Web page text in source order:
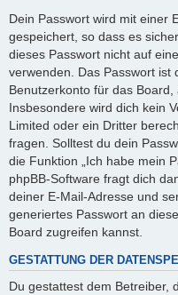
Dein Passwort wird mit einer
gespeichert, so dass es
dieses Passwort nicht auf
verwenden. Das Passwort ist
Benutzerkonto für das Board,
Insbesondere wird dich kein
Limited oder ein Dritter
fragen. Solltest du dein
die Funktion „Ich habe mein
phpBB-Software fragt dich
deiner E-Mail-Adresse und
generiertes Passwort an
Board zugreifen kannst.
GESTATTUNG DER
Du gestattest dem Betreiber,